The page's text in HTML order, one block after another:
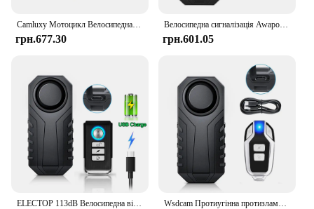
Camluxy Мотоцикл Велосипедна сигналізація Протиугінний пульт дистанційного керування 113 дБ Вібраційна сигналізація Водонепроникний скутер Велосипедна охоронна сигналізація
грн.677.30
Велосипедна сигналізація Awapow проти крадіжки, 113 дБ, вібраційний пульт дистанційного керування, водонепроникна сигналізація з фіксованим затискачем, система безпеки мотоцикла, велосипеда
грн.601.05
ELECTOP 113dB Велосипедна вібраційна сигналізація Зарядка через USB Протиугінна водонепроникна мотоциклетна електрична велосипедна сигналізація Керування датчиком безпеки Wsdcam Протиугінна протизламна велосипедна сигналізація з дистанційним вібраційним тригером Велосипедна сигналізація На батарейках Гучна бездротова сирена 113 дБ